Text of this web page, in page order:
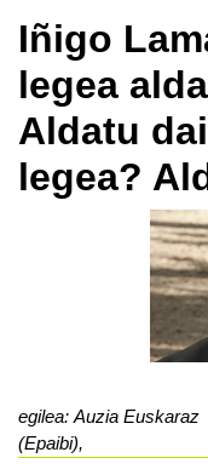
Iñigo
legea
Aldatu
legea?
egilea: Auzia Euskaraz
(Epaibi),